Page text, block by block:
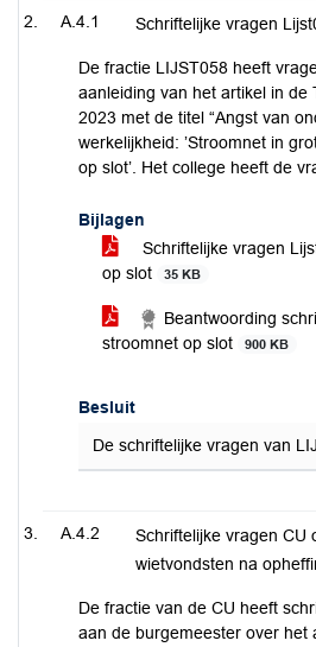
A.4.1 Schriftelijke vragen
De fractie LIJST058 heeft
aanleiding van het artikel in de
2023 met de titel “Angst van
werkelijkheid: ’Stroomnet in
op slot’. Het college heeft de
Bijlagen
Schriftelijke vragen
op slot
35 KB
Beantwoording
stroomnet op slot
900 KB
Besluit
De schriftelijke vragen van
A.4.2
Schriftelijke vragen CU
wietvondsten na
De fractie van de CU heeft
aan de burgemeester over het